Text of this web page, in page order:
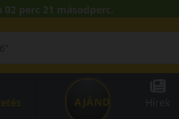
02 perc 20 másodperc.
AJÁNDÉKUTALVÁNY